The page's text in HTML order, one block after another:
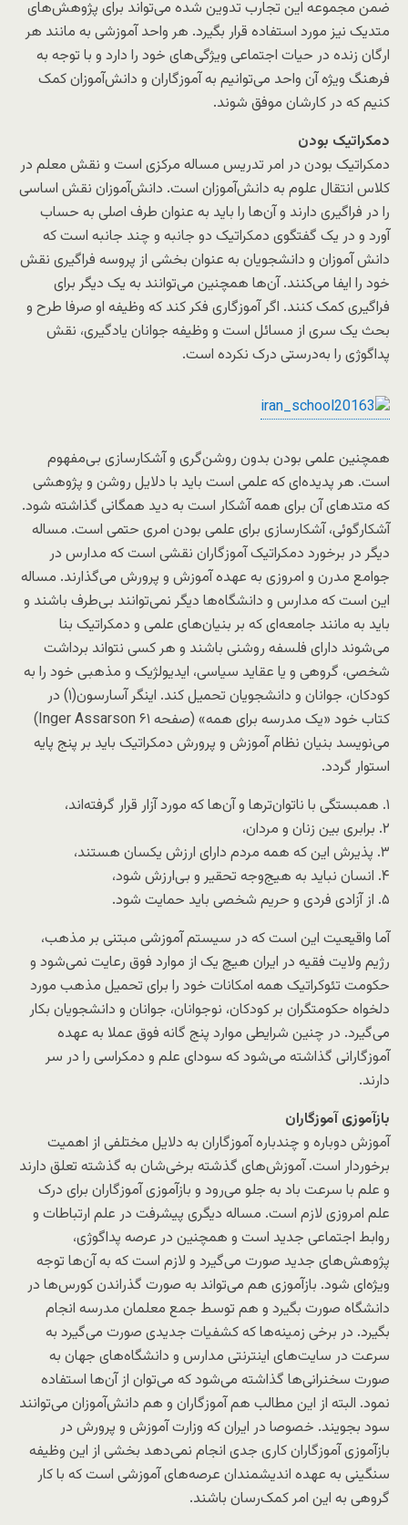
ضمن مجموعه این تجارب تدوین شده می‌تواند برای پژوهش‌های
متدیک نیز مورد استفاده قرار بگیرد. هر واحد آموزشی به مانند هر
ارگان زنده در حیات اجتماعی ویژگی‌های خود را دارد و با توجه به
فرهنگ ویژه آن واحد می‌توانیم به آموزگاران و دانش‌آموزان کمک
کنیم که در کارشان موفق شوند.
دمکراتیک بودن
دمکراتیک بودن در امر تدریس مساله مرکزی است و نقش معلم در
کلاس انتقال علوم به دانش‌آموزان است. دانش‌آموزان نقش اساسی
را در فراگیری دارند و آن‌ها را باید به عنوان طرف اصلی به حساب
آورد و در یک گفتگوی دمکراتیک دو جانبه و چند جانبه است که
دانش آموزان و دانشجویان به عنوان بخشی از پروسه فراگیری نقش
خود را ایفا می‌کنند. آن‌ها همچنین می‌توانند به یک دیگر برای
فراگیری کمک کنند. اگر آموزگاری فکر کند که وظیفه او صرفا طرح و
بحث یک سری از مسائل است و وظیفه جوانان یادگیری، نقش
پداگوژی را به‌درستی درک نکرده است.
همچنین علمی بودن بدون روشن‌گری و آشکارسازی بی‌مفهوم
است. هر پدیده‌ای که علمی است باید با دلایل روشن و پژوهشی
که متدهای آن برای همه آشکار است به دید همگانی گذاشته شود.
آشکارگوئی، آشکارسازی برای علمی بودن امری حتمی است. مساله
دیگر در برخورد دمکراتیک آموزگاران نقشی است که مدارس در
جوامع مدرن و امروزی به عهده آموزش و پرورش می‌گذارند. مساله
این است که مدارس و دانشگاه‌ها دیگر نمی‌توانند بی‌طرف باشند و
باید به مانند جامعه‌ای که بر بنیان‌های علمی و دمکراتیک بنا
می‌شوند دارای فلسفه روشنی باشند و هر کسی نتواند برداشت
شخصی، گروهی و یا عقاید سیاسی، ایدیولژیک و مذهبی خود را به
کودکان، جوانان و دانشجویان تحمیل کند. اینگر آسارسون(۱) در
کتاب خود «یک مدرسه برای همه» (صفحه ۶۱ Inger Assarson)
می‌نویسد بنیان نظام آموزش و پرورش دمکراتیک باید بر پنج پایه
استوار گردد.
۱. همبستگی با ناتوان‌ترها و آن‌ها که مورد آزار قرار گرفته‌اند،
۲. برابری بین زنان و مردان،
۳. پذیرش این که همه مردم دارای ارزش یکسان هستند،
۴. انسان نباید به هیج‌وجه تحقیر و بی‌ارزش شود،
۵. از آزادی فردی و حریم شخصی باید حمایت شود.
آما واقیعیت این است که در سیستم آموزشی مبتنی بر مذهب،
رژیم ولایت فقیه در ایران هیچ یک از موارد فوق رعایت نمی‌شود و
حکومت تئوکراتیک همه امکانات خود را برای تحمیل مذهب مورد
دلخواه حکومتگران بر کودکان، نوجوانان، جوانان و دانشجویان بکار
می‌گیرد. در چنین شرایطی موارد پنج گانه فوق عملا به عهده
آموزگارانی گذاشته می‌شود که سودای علم و دمکراسی را در سر
دارند.
بازآموزی آموزگاران
آموزش دوباره و چندباره آموزگاران به دلایل مختلفی از اهمیت
برخوردار است. آموزش‌های گذشته برخی‌شان به گذشته تعلق دارند
و علم با سرعت باد به جلو می‌رود و بازآموزی آموزگاران برای درک
علم امروزی لازم است. مساله دیگری پیشرفت در علم ارتباطات و
روابط اجتماعی جدید است و همچنین در عرصه پداگوژی،
پژوهش‌های جدید صورت می‌گیرد و لازم است که به آن‌ها توجه
ویژه‌ای شود. بازآموزی هم می‌تواند به صورت گذراندن کورس‌ها در
دانشگاه صورت بگیرد و هم توسط جمع معلمان مدرسه انجام
بگیرد. در برخی زمینه‌ها که کشفیات جدیدی صورت می‌گیرد به
سرعت در سایت‌های اینترنتی مدارس و دانشگاه‌های جهان به
صورت سخنرانی‌ها گذاشته می‌شود که می‌توان از آن‌ها استفاده
نمود. البته از این مطالب هم آموزگاران و هم دانش‌آموزان می‌توانند
سود بجویند. خصوصا در ایران که وزارت آموزش و پرورش در
بازآموزی آموزگاران کاری جدی انجام نمی‌دهد بخشی از این وظیفه
سنگینی به عهده اندیشمندان عرصه‌های آموزشی است که با کار
گروهی به این امر کمک‌رسان باشند.